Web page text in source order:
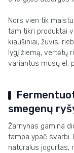
Nors vien tik
tam tikri produktai
kiaušiniai, žuvis,
lygį žiemą, vertėtų
variantus mūsų el.
smegenų
Žarnynas gamina
tampa ypač svarbi.
natūralus jogurtas,